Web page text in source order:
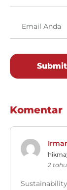
Submit
Komentar
2